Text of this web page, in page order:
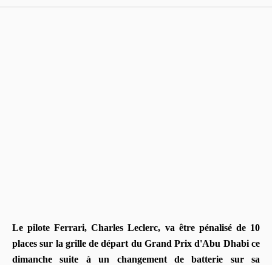
Le pilote Ferrari, Charles Leclerc, va être pénalisé de 10
places sur la grille de départ du Grand Prix d'Abu Dhabi ce
dimanche suite à un changement de batterie sur sa